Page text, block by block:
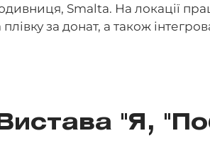
Smalta. На локації
плівку за донат, а також
Вистава "Я,